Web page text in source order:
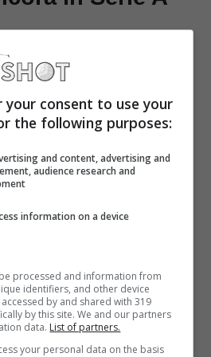
sessione estiva di
per il talentuoso
la prossima
A, l’ultim’ora in Italia
TMW
ci sarà l’incontro
trasferimento di
alla Lazio, obiettivo
consent to use your
the following purposes:
and content, advertising and
audience research and
information on a device
processed and information from
identifiers, and other device
by and shared with 319
by this site. We and our partners
data. List of partners.
your personal data on the basis